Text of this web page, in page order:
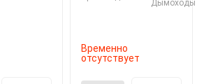
Дымоходы
Временно
отсутствует